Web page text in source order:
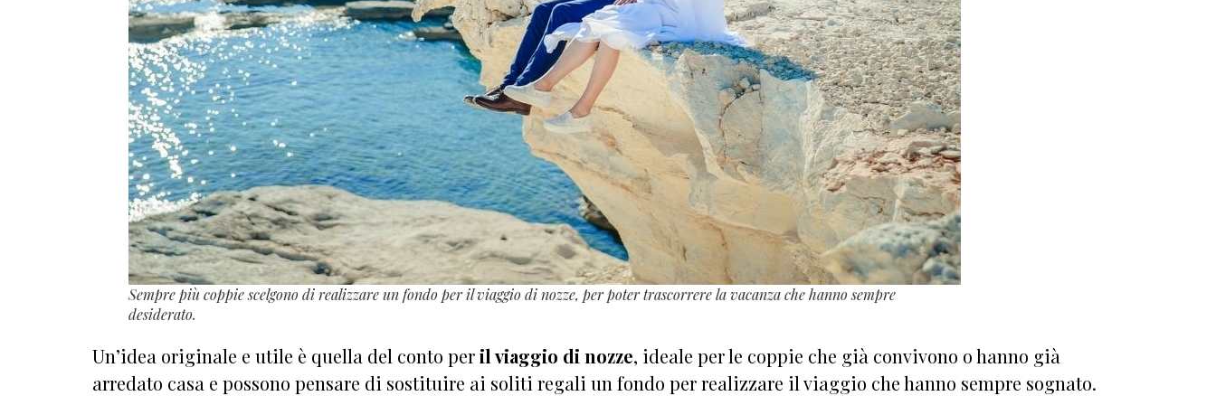
Sempre più coppie scelgono di realizzare un fondo per il viaggio di nozze, per poter trascorrere la vacanza che hanno sempre
desiderato.
Un’idea originale e utile è quella del conto peril viaggio di nozze, ideale per le coppie che già convivono o hanno già
arredato casa e possono pensare di sostituire ai soliti regali un fondo per realizzare il viaggio che hanno sempre sognato.